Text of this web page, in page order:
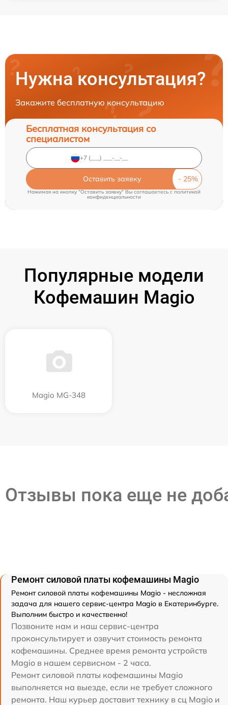
Нужна консультация?
Закажите бесплатную консультацию
Бесплатная консультация со
специалистом
Оставить заявку
Нажимая на кнопку "Оставить заявку" Вы соглашаетесь cполитикой
конфиденциальности
Популярные модели
Кофемашин Magio
Magio MG-348
Отзывы пока еще не
Ремонт силовой платы кофемашины Magio
Ремонт силовой платы кофемашины Magio - несложная
задача для нашего сервис-центра Magio в Екатеринбурге.
Выполним быстро и качественно!
Позвоните нам и наш сервис-центра
проконсультирует и озвучит стоимость ремонта
кофемашины. Среднее время ремонта устройств
Magio в нашем сервисном - 2 часа.
Ремонт силовой платы кофемашины Magio
выполняется на выезде, если не требует сложного
ремонта. Наш курьер доставит технику в сц Magio и